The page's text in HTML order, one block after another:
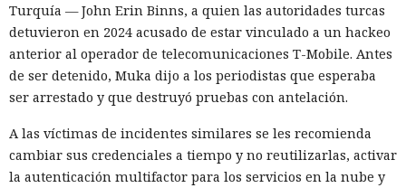
Turquía — John Erin Binns, a quien las autoridades turcas
detuvieron en 2024 acusado de estar vinculado a un hackeo
anterior al operador de telecomunicaciones T-Mobile. Antes
de ser detenido, Muka dijo a los periodistas que esperaba
ser arrestado y que destruyó pruebas con antelación.
A las víctimas de incidentes similares se les recomienda
cambiar sus credenciales a tiempo y no reutilizarlas, activar
la autenticación multifactor para los servicios en la nube y
La inteligencia artificial generativa rara vez convierte a los
animales parlantes en cuentos infantiles en personajes
femeninos. El análisis de 23.800 textos creados por seis
modelos lingüísticos mostró que solo el 2% de los
personajes resultaron masculinos, y en el 57% restante los
modelos los dejaron sin indicar el sexo o los marcaron como
neutrales.